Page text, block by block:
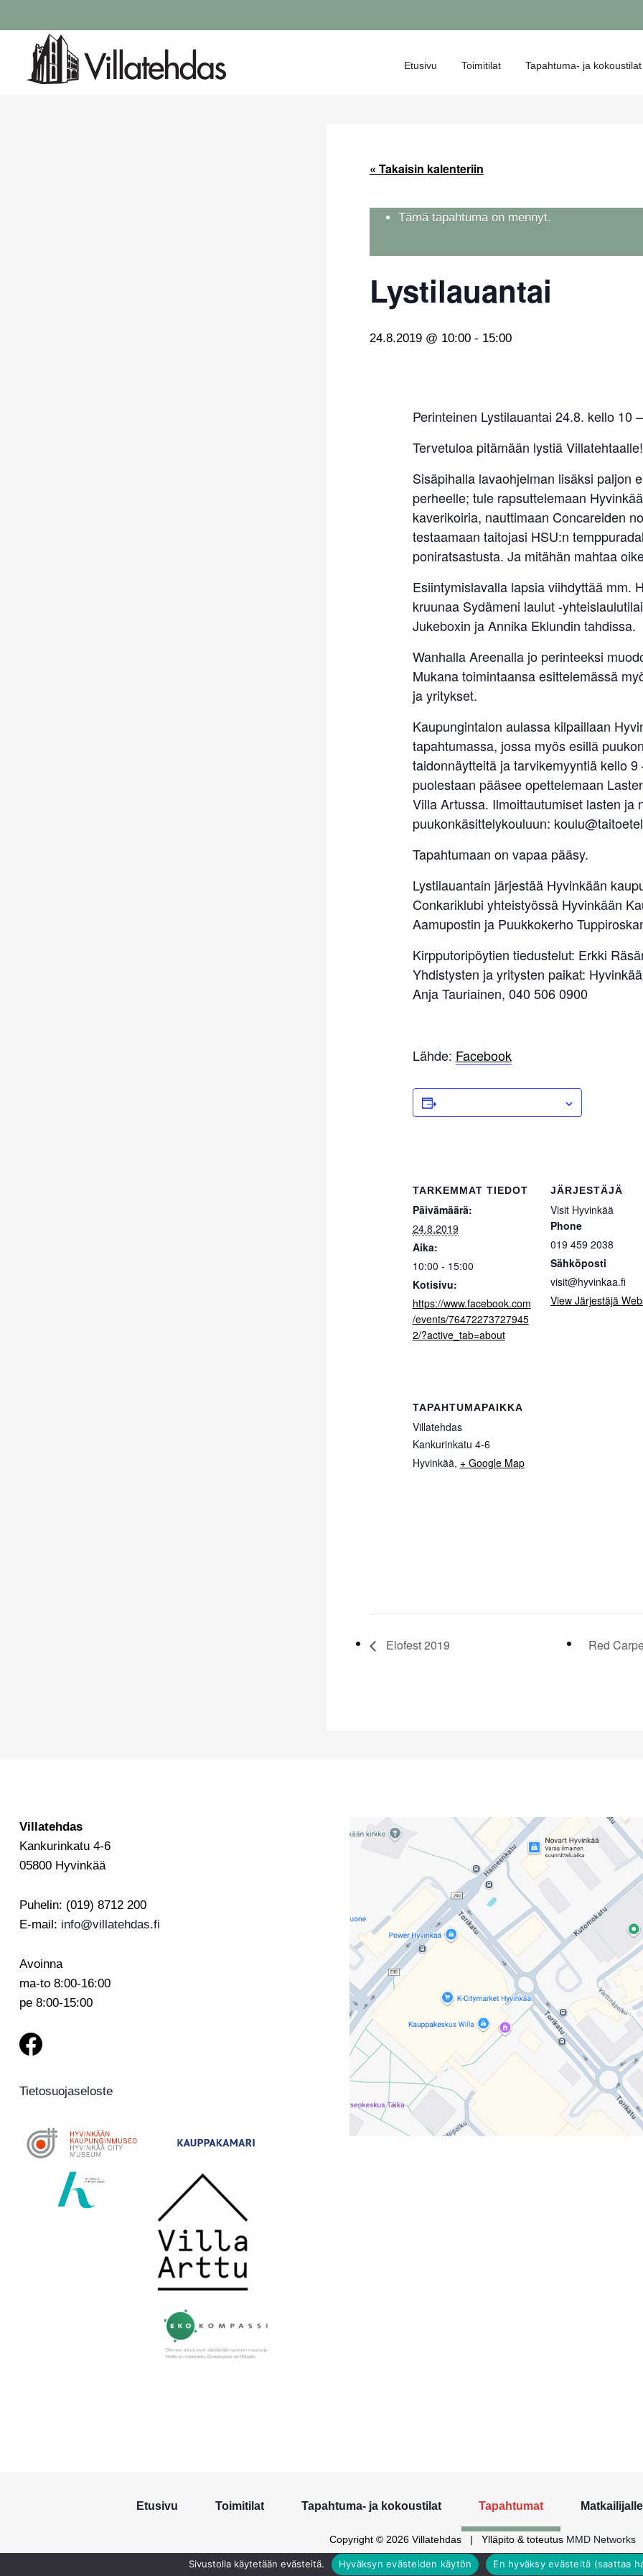
Etusivu Toimitilat Tapahtuma- ja kokoustilat
« Takaisin kalenteriin
Tämä tapahtuma on mennyt.
Lystilauantai
24.8.2019 @ 10:00- 15:00
Perinteinen Lystilauantai 24.8. kello 10
Tervetuloa pitämään lystiä Villatehtaalle!
Sisäpihalla lavaohjelman lisäksi paljon
perheelle; tule rapsuttelemaan
kaverikoiria, nauttimaan Concareiden
testaamaan taitojasi HSU:n
poniratsastusta. Ja mitähän mahtaa
Esiintymislavalla lapsia viihdyttää mm.
kruunaa Sydämeni laulut -
Jukeboxin ja Annika Eklundin tahdissa.
Wanhalla Areenalla jo perinteeksi
Mukana toimintaansa esittelemässä
ja yritykset.
Kaupungintalon aulassa kilpaillaan
tapahtumassa, jossa myös esillä
taidonnäytteitä ja tarvikemyyntiä kello
puolestaan pääsee opettelemaan
Villa Artussa. Ilmoittautumiset lasten ja
puukonkäsittelykouluun:
Tapahtumaan on vapaa pääsy.
Lystilauantain järjestää Hyvinkään
Conkariklubi yhteistyössä Hyvinkään
Aamupostin ja Puukkokerho
Kirpputoripöytien tiedustelut: Erkki
Yhdistysten ja yritysten paikat:
Anja Tauriainen, 040 506 0900
Lähde: Facebook
TARKEMMAT TIEDOT
Päivämäärä:
24.8.2019
Aika:
10:00 - 15:00
Kotisivu:
https://www.facebook.com
/events/76472273727945
2/?active_tab=about
JÄRJESTÄJÄ
Visit Hyvinkää
Phone
019 459 2038
Sähköposti
visit@hyvinkaa.fi
View Järjestäjä
TAPAHTUMAPAIKKA
Villatehdas
Kankurinkatu 4-6
Hyvinkää, + Google Map
Elofest 2019 Red
Villatehdas
Kankurinkatu 4-6
05800 Hyvinkää
Puhelin: (019) 8712 200
E-mail: info@villatehdas.fi
Avoinna
ma-to 8:00-16:00
pe 8:00-15:00
Tietosuojaseloste
Etusivu Toimitilat Tapahtuma- ja kokoustilat Tapahtumat Matkailijalle
Copyright © 2026 Villatehdas| Ylläpito & toteutus MMD Networks
Sivustolla käytetään evästeitä. Hyväksyn evästeiden käytön En hyväksy evästeitä (saattaa